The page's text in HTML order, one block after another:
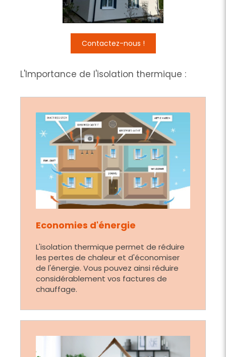
Contactez-nous !
L'Importance de l'isolation thermique :
Economies d'énergie
L'isolation thermique permet de réduire
les pertes de chaleur et d'économiser
de l'énergie. Vous pouvez ainsi réduire
considérablement vos factures de
chauffage.